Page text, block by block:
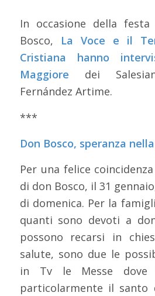
In occasione della
Bosco, La Voce e il
Cristiana hanno
Maggiore dei
Fernández Artime.
***
Don Bosco, speranza
Per una felice
di don Bosco, il 31
di domenica. Per la
quanti sono devoti a
possono recarsi in
salute, sono due le
in Tv le Messe dove
particolarmente il santo